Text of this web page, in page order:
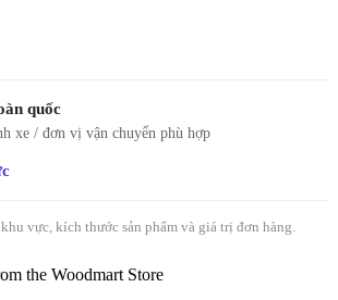
quốc
xe / đơn vị vận chuyển phù hợp
vực, kích thước sản phẩm và giá trị đơn hàng.
the Woodmart Store